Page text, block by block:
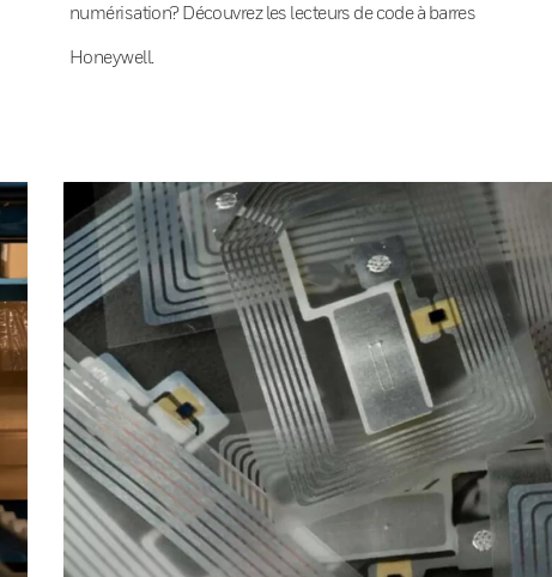
numérisation? Découvrez les lecteurs de code à barres
Honeywell.